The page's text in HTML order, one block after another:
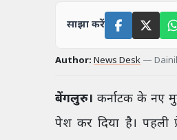
साझा करें
Author: News Desk —
बेंगलुरु। कर्नाटक के नए
पेश कर दिया है। पहली